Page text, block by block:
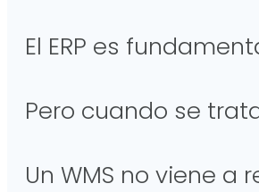
El ERP es
Pero cuando se
Un WMS no viene a